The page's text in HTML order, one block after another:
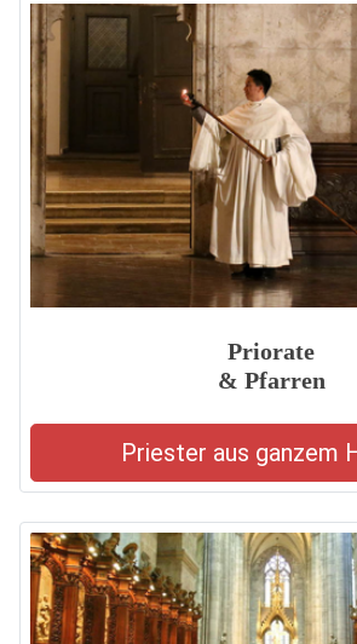
Priorate
& Pfarren
Priester aus ganzem